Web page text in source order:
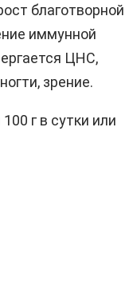
благотворной
иммунной
ЦНС,
зрение.
г в сутки или